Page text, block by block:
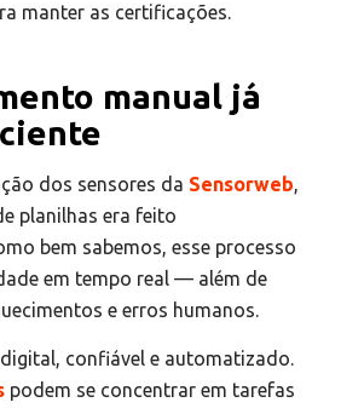
manter as certificações.
manual já
dos sensores da Sensorweb,
planilhas era feito
bem sabemos, esse processo
em tempo real — além de
e erros humanos.
confiável e automatizado.
podem se concentrar em tarefas